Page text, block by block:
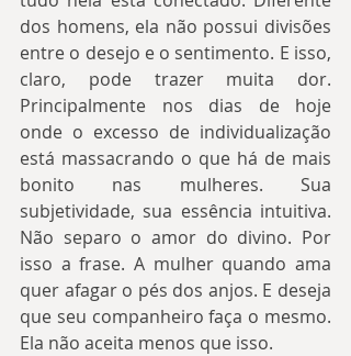
dos homens, ela não possui divisões
entre o desejo e o sentimento. E isso,
claro, pode trazer muita dor.
Principalmente nos dias de hoje
onde o excesso de individualização
está massacrando o que há de mais
bonito nas mulheres. Sua
subjetividade, sua essência intuitiva.
Não separo o amor do divino. Por
isso a frase. A mulher quando ama
quer afagar o pés dos anjos. E deseja
que seu companheiro faça o mesmo.
Ela não aceita menos que isso.